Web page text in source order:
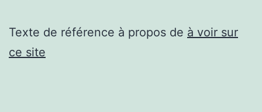
Texte de référence à propos de à voir sur
ce site